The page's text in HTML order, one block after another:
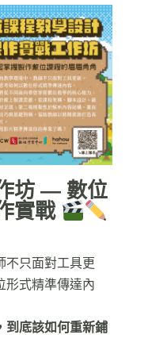
坊 — 數位
實戰
不只面對工具更
形式精準傳達內
到底該如何重新鋪